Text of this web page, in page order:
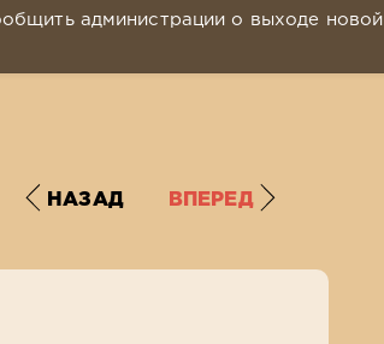
администрации о выходе новой
НАЗАД ВПЕРЕД